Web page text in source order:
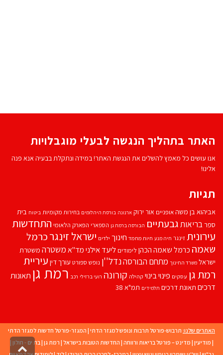
האתר בתהליך הנגשה לבעלי מוגבלויות
אנו עושים כל מאמץ להשלים את הנגשת האתר! במידה ונתקלת בבעיה אנא פנה
אלינו!
תגיות
אביהוא בן משהאופניים אור ירוק ארנונה בורסת היהלומים בחירות מקומיות ביטוח בית
ספרבריאותגבעתיים הבורסה ברמת גן הספארי הפארק הלאומי התחדשות
עירוניתזינגר חיה מנע חיות מחמד חינוך ילדים ישראל זינגרכרמל
שאמה כרמל שאמה הכהן לימודים ליעד אילנימד''אמשטרה משטרת
ישראל משרד החינוך מתחם הבורסהנדל''ן נופש ספורט עורך דין עיריית
רמת גן עסקים פינוי בינוי קהילה קורונה רועי ברזילי רכב רמת גן תאונות
דרכים תאונת דרכים תלמידים תמ"א 38
האתרים שלנו: תרבוש-פורטל תרבות ונופש למגזר הדתי | המגזר-פורטל חדשות למגזר הדתי
| מודיעין | מדינט – פורטל בריאות ורווחה | החדשות הטובות בישראל | רמת גן |בת ים - חולון |